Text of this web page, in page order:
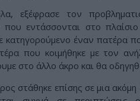
εξέφρασε τον
εντάσσονται στο πλαίσιο
κατηγορούμενο έναν πατέρα
που κοιμήθηκε με τον
στο άλλο άκρο και θα
στάθηκε επίσης σε μια